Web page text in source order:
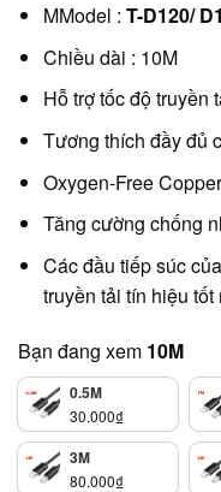
MModel : T-D120/
Chiều dài : 10M
Hỗ trợ tốc độ truyền
Tương thích đầy đủ
Oxygen-Free
Tăng cường chống
Các đầu tiếp súc
truyền tải tín hiệu tốt
Bạn đang xem 10M
0.5M
30.000₫
3M
80.000₫